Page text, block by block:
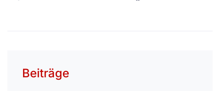
Beiträge